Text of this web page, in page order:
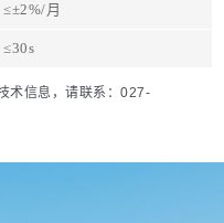
≤±2%/月
≤30s
术信息，请联系：027-